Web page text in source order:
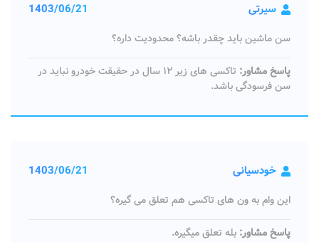
سیرتی 1403/06/21
سن ماشین باید چقدر باشه؟ محدودیت داره؟
پاسخ مشاور:
تاکسی های زیر ۱۲ سال در حقیقت خودرو نباید در
سن فرسودگی باشد.
خودسیانی 1403/06/21
این وام به ون های تاکسی هم تعلق می گیره؟
پاسخ مشاور: بله تعلق میگیره.